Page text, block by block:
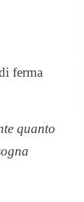
ferma
quanto